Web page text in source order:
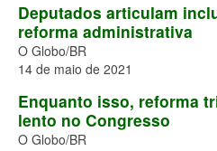
Deputados articulam
reforma administrativa
O Globo/BR
14 de maio de 2021
Enquanto isso, reforma
lento no Congresso
O Globo/BR